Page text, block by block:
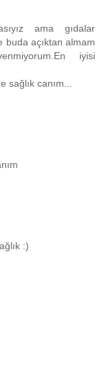
ama gıdalar
buda açıktan almam
iyisi
canım...
:)